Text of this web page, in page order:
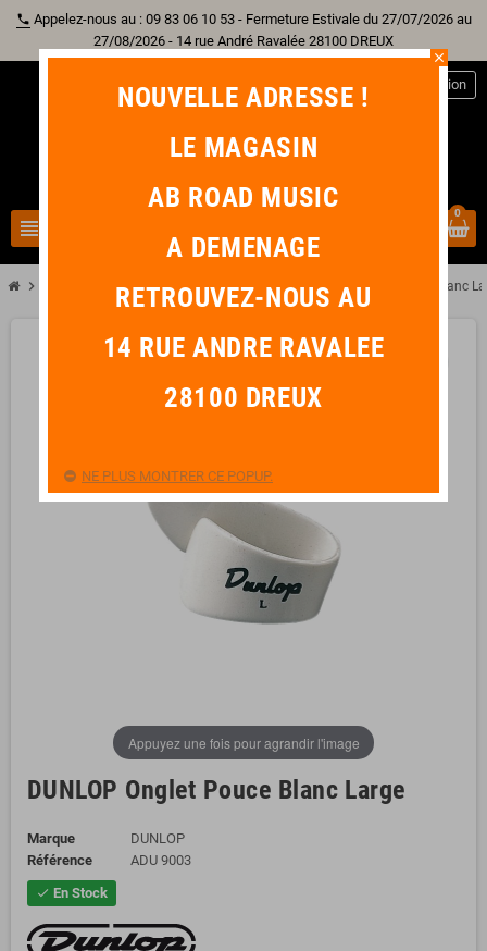
phone Appelez-nous au : 09 83 06 10 53 - Fermeture Estivale du 27/07/2026 au
27/08/2026 - 14 rue André Ravalée 28100 DREUX
view_headline
Connexion
0
chevron_right Accessoire Guitare chevron_rightOnglet chevron_right DUNLOP Onglet Pouce Blanc
Appuyez une fois pour agrandir l'image
DUNLOP Onglet Pouce Blanc Large
Marque
DUNLOP
Référence
ADU 9003
check En Stock
close
NOUVELLE ADRESSE !
LE MAGASIN
AB ROAD MUSIC
A DEMENAGE
RETROUVEZ-NOUS AU
14 RUE ANDRE RAVALEE
28100 DREUX
NE PLUS MONTRER CE POPUP.